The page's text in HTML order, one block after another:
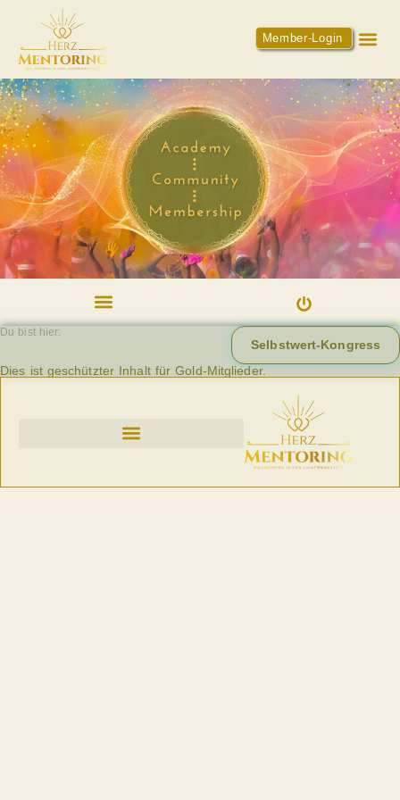
Member-Login
Du bist hier:
Selbstwert-Kongress
Dies ist geschützter Inhalt für Gold-Mitglieder.